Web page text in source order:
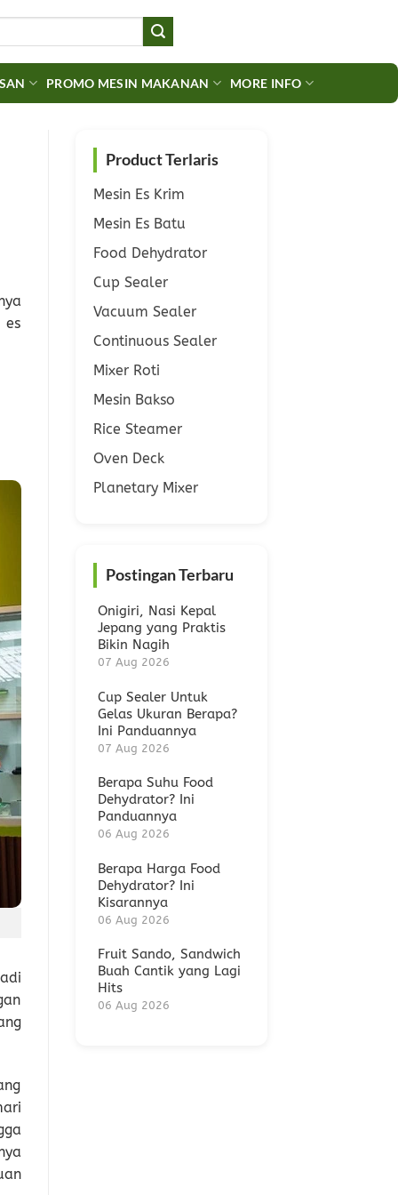
PROMO MESIN MAKANAN MORE INFO
es
Product Terlaris
Mesin Es Krim
Mesin Es Batu
Food Dehydrator
Cup Sealer
Vacuum Sealer
Continuous Sealer
Mixer Roti
Mesin Bakso
Rice Steamer
Oven Deck
Planetary Mixer
Postingan Terbaru
Onigiri, Nasi Kepal
Jepang yang Praktis
Bikin Nagih
07 Aug 2026
Cup Sealer Untuk
Gelas Ukuran Berapa?
Ini Panduannya
07 Aug 2026
Berapa Suhu Food
Dehydrator? Ini
Panduannya
06 Aug 2026
Berapa Harga Food
Dehydrator? Ini
Kisarannya
06 Aug 2026
Fruit Sando, Sandwich
Buah Cantik yang Lagi
Hits
06 Aug 2026